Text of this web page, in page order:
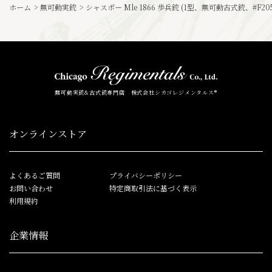
ホーム > 無可動実銃 > シャスポー Mle 1866 歩兵銃 (1型、無可動古式銃、
無可動実銃&古式銃専門店 株式会社シカゴレジメンタルス®
オンラインストア
よくあるご質問
お問い合わせ
利用規約
プライバシーポリシー
特定商取引法に基づく表示
企業情報